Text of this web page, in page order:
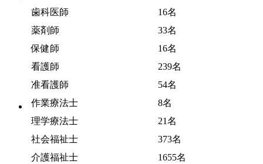
歯科医師
16名
薬剤師
33名
保健師
16名
看護師
239名
准看護師
54名
作業療法士
8名
理学療法士
21名
社会福祉士
373名
介護福祉士
1655名